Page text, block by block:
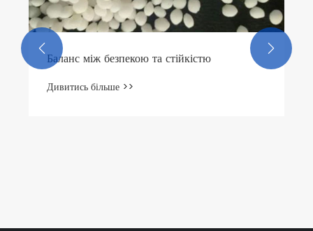
Баланс між безпекою та стійкістю
Дивитись більше >>
 